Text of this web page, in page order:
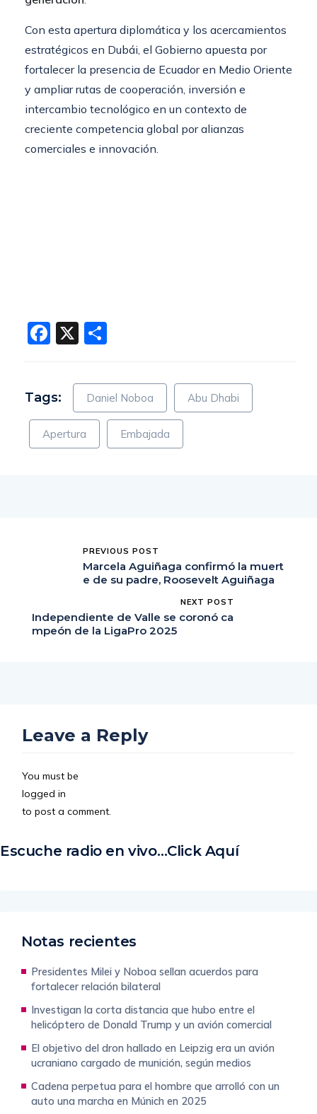
Con esta apertura diplomática y los acercamientos
estratégicos en Dubái, el Gobierno apuesta por
fortalecer la presencia de Ecuador en Medio Oriente
y ampliar rutas de cooperación, inversión e
intercambio tecnológico en un contexto de
creciente competencia global por alianzas
comerciales e innovación.
Facebook
X
Tags: Daniel Noboa Abu Dhabi
Apertura Embajada
PREVIOUS POST
Marcela Aguiñaga confirmó la muert
e de su padre, Roosevelt Aguiñaga
NEXT POST
Independiente de Valle se coronó ca
mpeón de la LigaPro 2025
Leave a Reply
You must be
logged in
to post a comment.
Escuche radio en vivo…Click Aquí
Notas recientes
Presidentes Milei y Noboa sellan acuerdos para
fortalecer relación bilateral
Investigan la corta distancia que hubo entre el
helicóptero de Donald Trump y un avión comercial
El objetivo del dron hallado en Leipzig era un avión
ucraniano cargado de munición, según medios
Cadena perpetua para el hombre que arrolló con un
auto una marcha en Múnich en 2025